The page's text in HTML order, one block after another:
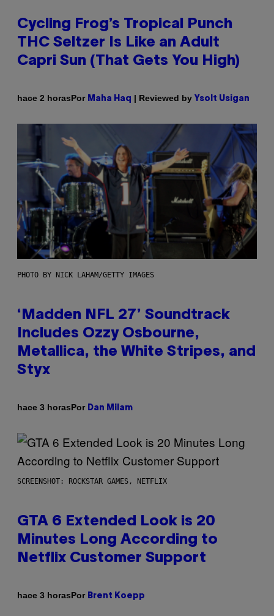
Cycling Frog’s Tropical Punch
THC Seltzer Is Like an Adult
Capri Sun (That Gets You High)
hace 2 horasPor Maha Haq | Reviewed by Ysolt Usigan
PHOTO BY NICK LAHAM/GETTY IMAGES
‘Madden NFL 27’ Soundtrack
Includes Ozzy Osbourne,
Metallica, the White Stripes, and
Styx
hace 3 horasPor Dan Milam
SCREENSHOT: ROCKSTAR GAMES, NETFLIX
GTA 6 Extended Look is 20
Minutes Long According to
Netflix Customer Support
hace 3 horasPor Brent Koepp